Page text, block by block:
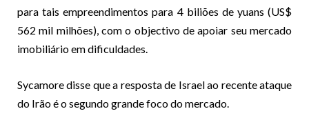
para tais empreendimentos para 4 biliões de yuans (US$
562 mil milhões), com o objectivo de apoiar seu mercado
imobiliário em dificuldades.
Sycamore disse que a resposta de Israel ao recente ataque
do Irão é o segundo grande foco do mercado.